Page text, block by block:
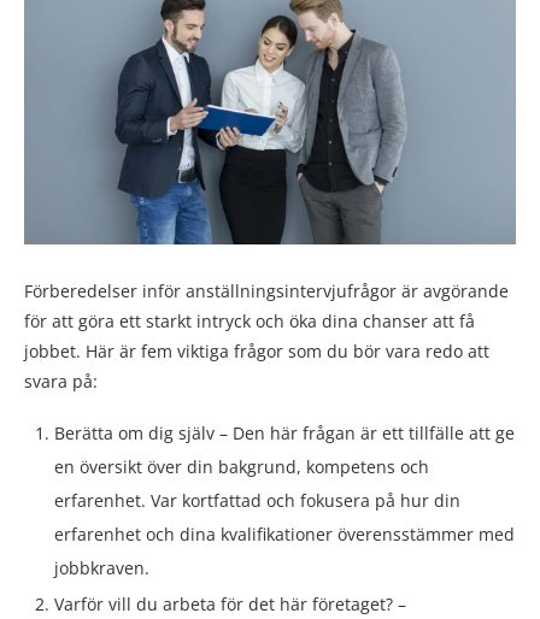
Förberedelser inför anställningsintervjufrågor är avgörande
för att göra ett starkt intryck och öka dina chanser att få
jobbet. Här är fem viktiga frågor som du bör vara redo att
svara på:
Berätta om dig själv – Den här frågan är ett tillfälle att ge
en översikt över din bakgrund, kompetens och
erfarenhet. Var kortfattad och fokusera på hur din
erfarenhet och dina kvalifikationer överensstämmer med
jobbkraven.
Varför vill du arbeta för det här företaget? –